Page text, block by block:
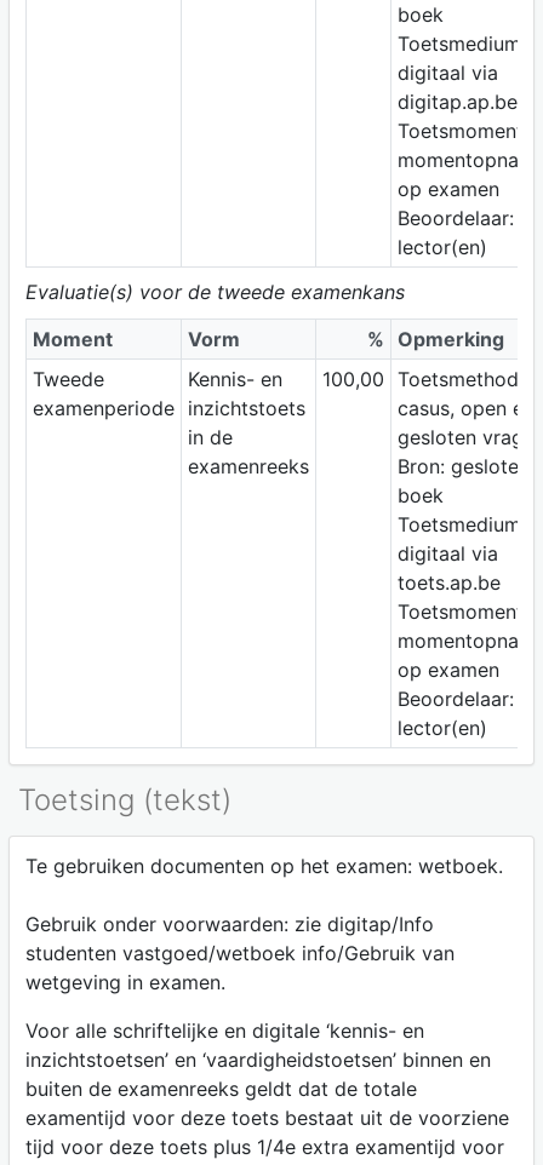
boek
Toetsmedium:
digitaal via
digitap.ap.be
Toetsmoment:
op examen
Beoordelaar:
lector(en)
Evaluatie(s) voor de tweede examenkans
Moment
Vorm % Opmerking
Tweede
examenperiode
Kennis- en
inzichtstoets
in de
examenreeks
100,00 Toetsmethode:
casus, open en
gesloten
Bron: gesloten
boek
Toetsmedium:
digitaal via
toets.ap.be
Toetsmoment:
op examen
Beoordelaar:
lector(en)
Toetsing (tekst)
Te gebruiken documenten op het examen: wetboek.
Gebruik onder voorwaarden: zie digitap/Info
studenten vastgoed/wetboek info/Gebruik van
wetgeving in examen.
Voor alle schriftelijke en digitale ‘kennis- en
inzichtstoetsen’ en ‘vaardigheidstoetsen’ binnen en
buiten de examenreeks geldt dat de totale
examentijd voor deze toets bestaat uit de voorziene
tijd voor deze toets plus 1/4e extra examentijd voor